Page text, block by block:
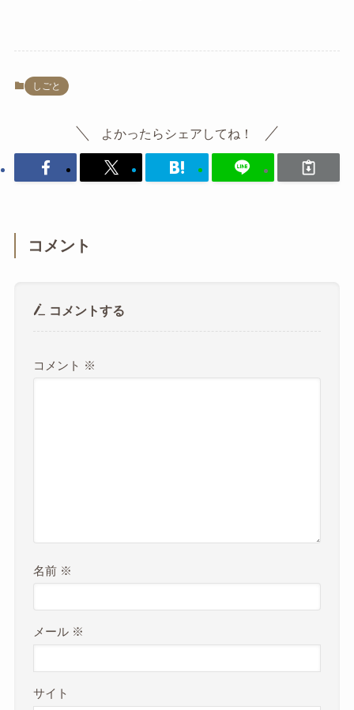
しごと
よかったらシェアしてね！
コメント
コメントする
コメント ※
名前 ※
メール ※
サイト